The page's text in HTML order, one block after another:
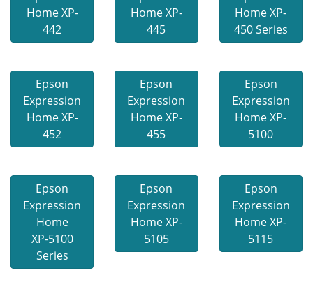
Home XP-
442
Home XP-
445
Home XP-
450 Series
Epson
Expression
Home XP-
452
Epson
Expression
Home XP-
455
Epson
Expression
Home XP-
5100
Epson
Expression
Home
XP-5100
Series
Epson
Expression
Home XP-
5105
Epson
Expression
Home XP-
5115